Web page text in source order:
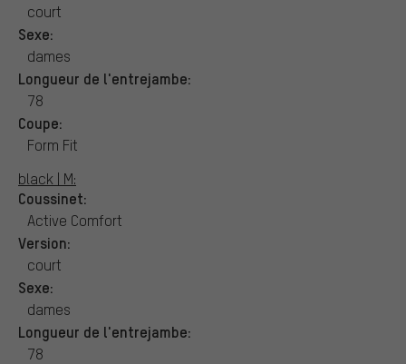
court
Sexe:
dames
Longueur de l'entrejambe:
78
Coupe:
Form Fit
black | M:
Coussinet:
Active Comfort
Version:
court
Sexe:
dames
Longueur de l'entrejambe:
78